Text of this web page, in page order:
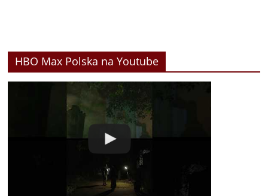
HBO Max Polska na Youtube